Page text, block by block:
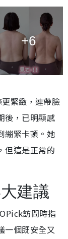
+6
緊緻，連帶臉
後，已明顯感
繃緊卡頓。她
但這是正常的
建議
訪問時指
一個既安全又